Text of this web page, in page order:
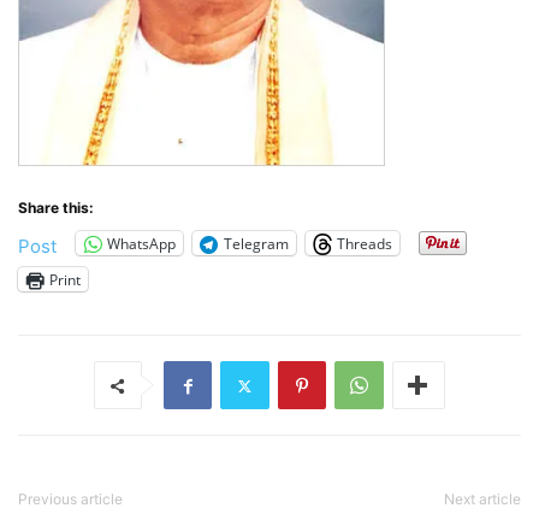
Share this:
Post WhatsApp Telegram
Threads
Print
Previous article Next article